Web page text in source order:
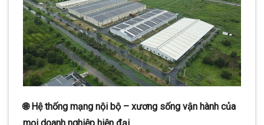
🌐Hệ thống mạng nội bộ – xương sống vận hành của